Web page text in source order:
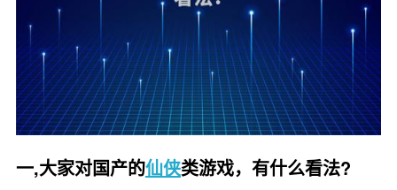
一,大家对国产的仙侠类游戏，有什么看法?